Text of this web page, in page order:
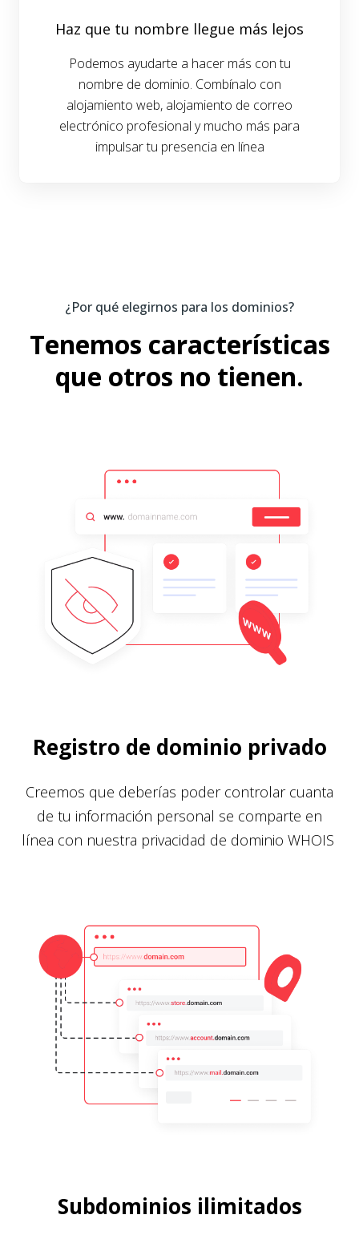
Haz que tu nombre llegue más lejos
Podemos ayudarte a hacer más con tu
nombre de dominio. Combínalo con
alojamiento web, alojamiento de correo
electrónico profesional y mucho más para
impulsar tu presencia en línea
¿Por qué elegirnos para los dominios?
Tenemos características
que otros no tienen.
Registro de dominio privado
Creemos que deberías poder controlar cuanta
de tu información personal se comparte en
línea con nuestra privacidad de dominio WHOIS
Subdominios ilimitados